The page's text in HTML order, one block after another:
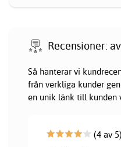
Recensioner:
Så hanterar vi
från verkliga kunder
en unik länk till kunden
(4 av